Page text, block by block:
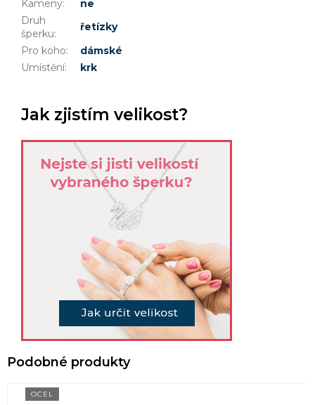
Kameny:
ne
Druh
šperku:
řetízky
Pro koho:
dámské
Umístění: krk
Jak zjistím velikost?
OCEL